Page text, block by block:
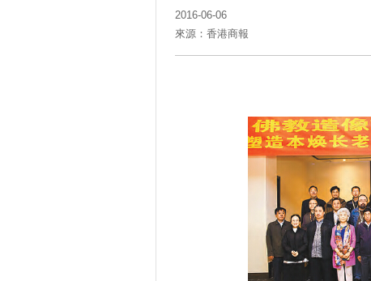
2016-06-06
來源：香港商報